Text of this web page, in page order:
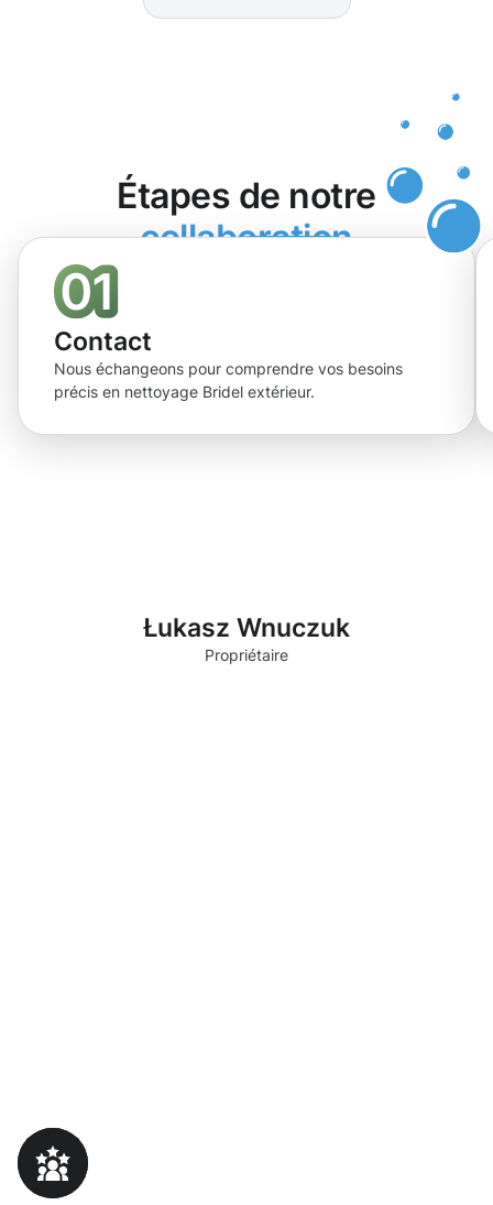
Étapes de notre
collaboration
Contact
Nous échangeons pour comprendre vos besoins
précis en nettoyage Bridel extérieur.
Łukasz Wnuczuk
Propriétaire